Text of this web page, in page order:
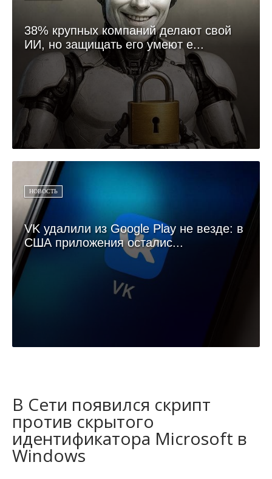
38% крупных компаний делают свой
ИИ, но защищать его умеют е...
НОВОСТЬ
VK удалили из Google Play не везде: в
США приложения осталис...
В Сети появился скрипт
против скрытого
идентификатора Microsoft в
Windows